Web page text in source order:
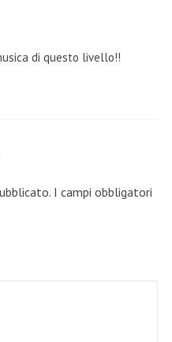
di questo livello!!
I campi obbligatori